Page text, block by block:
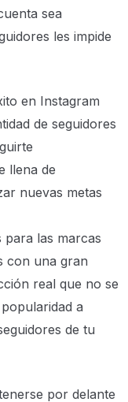
sea
les impide
en Instagram
de seguidores
llena de
nuevas metas
para las marcas
con una gran
real que no se
a
de tu
por delante